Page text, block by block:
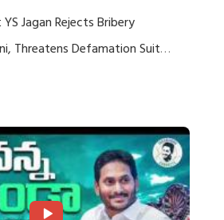
Jagan Rejects Bribery
Threatens Defamation Suit